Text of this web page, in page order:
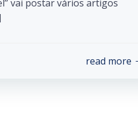
vai postar vários artigos
read more